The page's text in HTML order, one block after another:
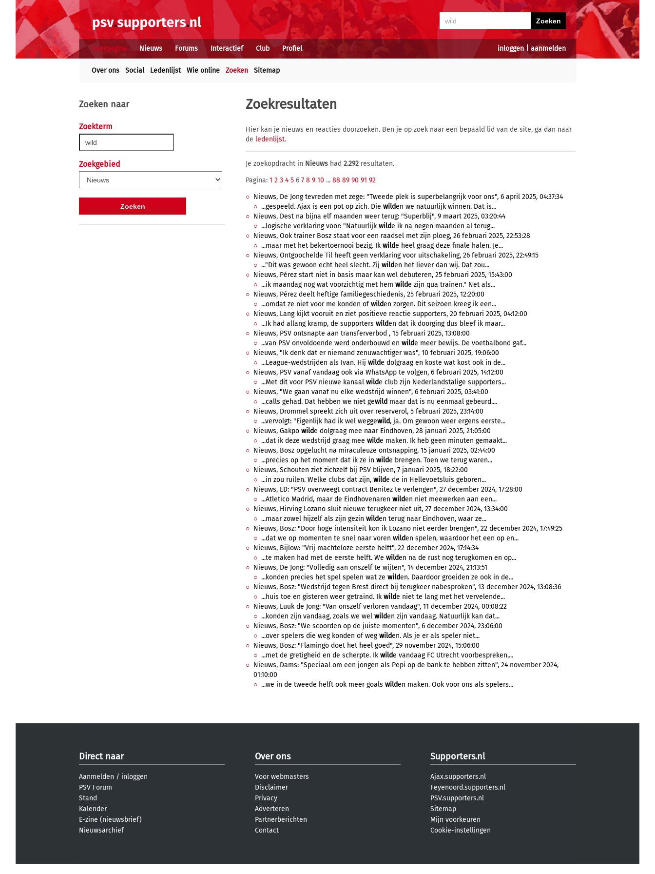
inloggen| aanmelden
Voorpagina Nieuws Forums Interactief Club Profiel
Over ons Social Ledenlijst Wie online Zoeken Sitemap
Zoeken naar
Zoekterm
Zoekgebied
Zoekresultaten
Hier kan je nieuws en reacties doorzoeken. Ben je op zoek naar een bepaald lid van de site, ga dan naar
de ledenlijst.
Je zoekopdracht in Nieuws had 2.292 resultaten.
Pagina: 1 2 3 4 5 6 7 8 9 10 ... 88 89 90 91 92
Nieuws, De Jong tevreden met zege: "Tweede plek is superbelangrijk voor ons", 6 april 2025, 04:37:34
...gespeeld. Ajax is een pot op zich. Die wilden we natuurlijk winnen. Dat is...
Nieuws, Dest na bijna elf maanden weer terug: "Superblij", 9 maart 2025, 03:20:44
...logische verklaring voor: "Natuurlijk wilde ik na negen maanden al terug...
Nieuws, Ook trainer Bosz staat voor een raadsel met zijn ploeg, 26 februari 2025, 22:53:28
...maar met het bekertoernooi bezig. Ik wilde heel graag deze finale halen. Je...
Nieuws, Ontgoochelde Til heeft geen verklaring voor uitschakeling, 26 februari 2025, 22:49:15
..."Dit was gewoon echt heel slecht. Zij wilden het liever dan wij. Dat zou...
Nieuws, Pérez start niet in basis maar kan wel debuteren, 25 februari 2025, 15:43:00
...ik maandag nog wat voorzichtig met hem wilde zijn qua trainen." Net als...
Nieuws, Pérez deelt heftige familiegeschiedenis, 25 februari 2025, 12:20:00
...omdat ze niet voor me konden ofwilden zorgen. Dit seizoen kreeg ik een...
Nieuws, Lang kijkt vooruit en ziet positieve reactie supporters, 20 februari 2025, 04:12:00
...Ik had allang kramp, de supporters wilden dat ik doorging dus bleef ik maar...
Nieuws, PSV ontsnapte aan transferverbod , 15 februari 2025, 13:08:00
...van PSV onvoldoende werd onderbouwd en wilde meer bewijs. De voetbalbond gaf...
Nieuws, "Ik denk dat er niemand zenuwachtiger was", 10 februari 2025, 19:06:00
...League-wedstrijden als Ivan. Hij wilde dolgraag en koste wat kost ook in de...
Nieuws, PSV vanaf vandaag ook via WhatsApp te volgen, 6 februari 2025, 14:12:00
...Met dit voor PSV nieuwe kanaal wilde club zijn Nederlandstalige supporters...
Nieuws, "We gaan vanaf nu elke wedstrijd winnen", 6 februari 2025, 03:41:00
...calls gehad. Dat hebben we niet gewild maar dat is nu eenmaal gebeurd....
Nieuws, Drommel spreekt zich uit over reserverol, 5 februari 2025, 23:14:00
...vervolgt: "Eigenlijk had ik wel weggewild, ja. Om gewoon weer ergens eerste...
Nieuws, Gakpo wilde dolgraag mee naar Eindhoven, 28 januari 2025, 21:05:00
...dat ik deze wedstrijd graag mee wilde maken. Ik heb geen minuten gemaakt...
Nieuws, Bosz opgelucht na miraculeuze ontsnapping, 15 januari 2025, 02:44:00
...precies op het moment dat ik ze in wilde brengen. Toen we terug waren...
Nieuws, Schouten ziet zichzelf bij PSV blijven, 7 januari 2025, 18:22:00
...in zou ruilen. Welke clubs dat zijn, wilde de in Hellevoetsluis geboren...
Nieuws, ED: "PSV overweegt contract Benitez te verlengen", 27 december 2024, 17:28:00
...Atletico Madrid, maar de Eindhovenaren wilden niet meewerken aan een...
Nieuws, Hirving Lozano sluit nieuwe terugkeer niet uit, 27 december 2024, 13:34:00
...maar zowel hijzelf als zijn gezin wilden terug naar Eindhoven, waar ze...
Nieuws, Bosz: "Door hoge intensiteit kon ik Lozano niet eerder brengen", 22 december 2024, 17:49:25
...dat we op momenten te snel naar voren wilden spelen, waardoor het een op en...
Nieuws, Bijlow: "Vrij machteloze eerste helft", 22 december 2024, 17:14:34
...te maken had met de eerste helft. We wilden na de rust nog terugkomen en op...
Nieuws, De Jong: "Volledig aan onszelf te wijten", 14 december 2024, 21:13:51
...konden precies het spel spelen wat ze wilden. Daardoor groeiden ze ook in de...
Nieuws, Bosz: "Wedstrijd tegen Brest direct bij terugkeer nabesproken", 13 december 2024, 13:08:36
...huis toe en gisteren weer getraind. Ik wilde niet te lang met het vervelende...
Nieuws, Luuk de Jong: "Van onszelf verloren vandaag", 11 december 2024, 00:08:22
...konden zijn vandaag, zoals we wel wilden zijn vandaag. Natuurlijk kan dat...
Nieuws, Bosz: "We scoorden op de juiste momenten", 6 december 2024, 23:06:00
...over spelers die weg konden of wegwilden. Als je er als speler niet...
Nieuws, Bosz: "Flamingo doet het heel goed", 29 november 2024, 15:06:00
...met de gretigheid en de scherpte. Ik wilde vandaag FC Utrecht voorbespreken,...
Nieuws, Dams: "Speciaal om een jongen als Pepi op de bank te hebben zitten", 24 november 2024,
01:10:00
...we in de tweede helft ook meer goals wilden maken. Ook voor ons als spelers...
Direct naar
Aanmelden / inloggen
PSV Forum
Stand
Kalender
E-zine (nieuwsbrief)
Nieuwsarchief
Over ons
Voor webmasters
Disclaimer
Privacy
Adverteren
Partnerberichten
Contact
Supporters.nl
Ajax.supporters.nl
Feyenoord.supporters.nl
PSV.supporters.nl
Sitemap
Mijn voorkeuren
Cookie-instellingen